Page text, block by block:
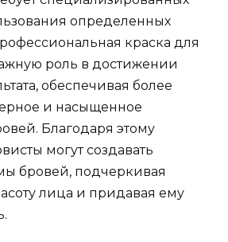
определенных
краска для
роль в достижении
обеспечивая более
и насыщенное
Благодаря этому
могут создавать
бровей, подчеркивая
лица и придавая ему